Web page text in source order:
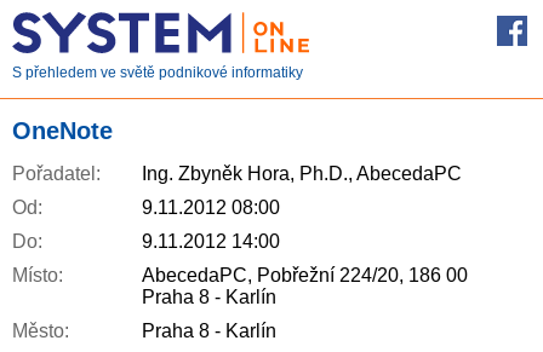
S přehledem ve světě podnikové informatiky
OneNote
Pořadatel:
Ing. Zbyněk Hora, Ph.D., AbecedaPC
Od:
9.11.2012 08:00
Do:
9.11.2012 14:00
Místo:
AbecedaPC, Pobřežní 224/20, 186 00
Praha 8 - Karlín
Město:
Praha 8 - Karlín